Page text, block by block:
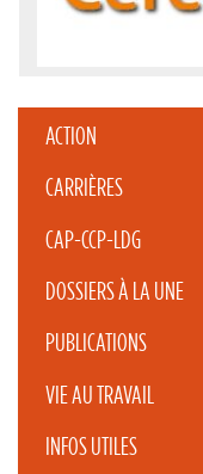
ACTION
CARRIÈRES
CAP-CCP-LDG
DOSSIERS À LA UNE
PUBLICATIONS
VIE AU TRAVAIL
INFOS UTILES